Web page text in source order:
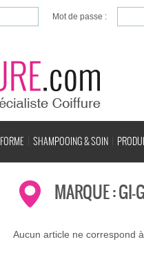
Mot de passe :
FORME SHAMPOOING & SOIN
MARQUE : GI-
Aucun article ne correspond